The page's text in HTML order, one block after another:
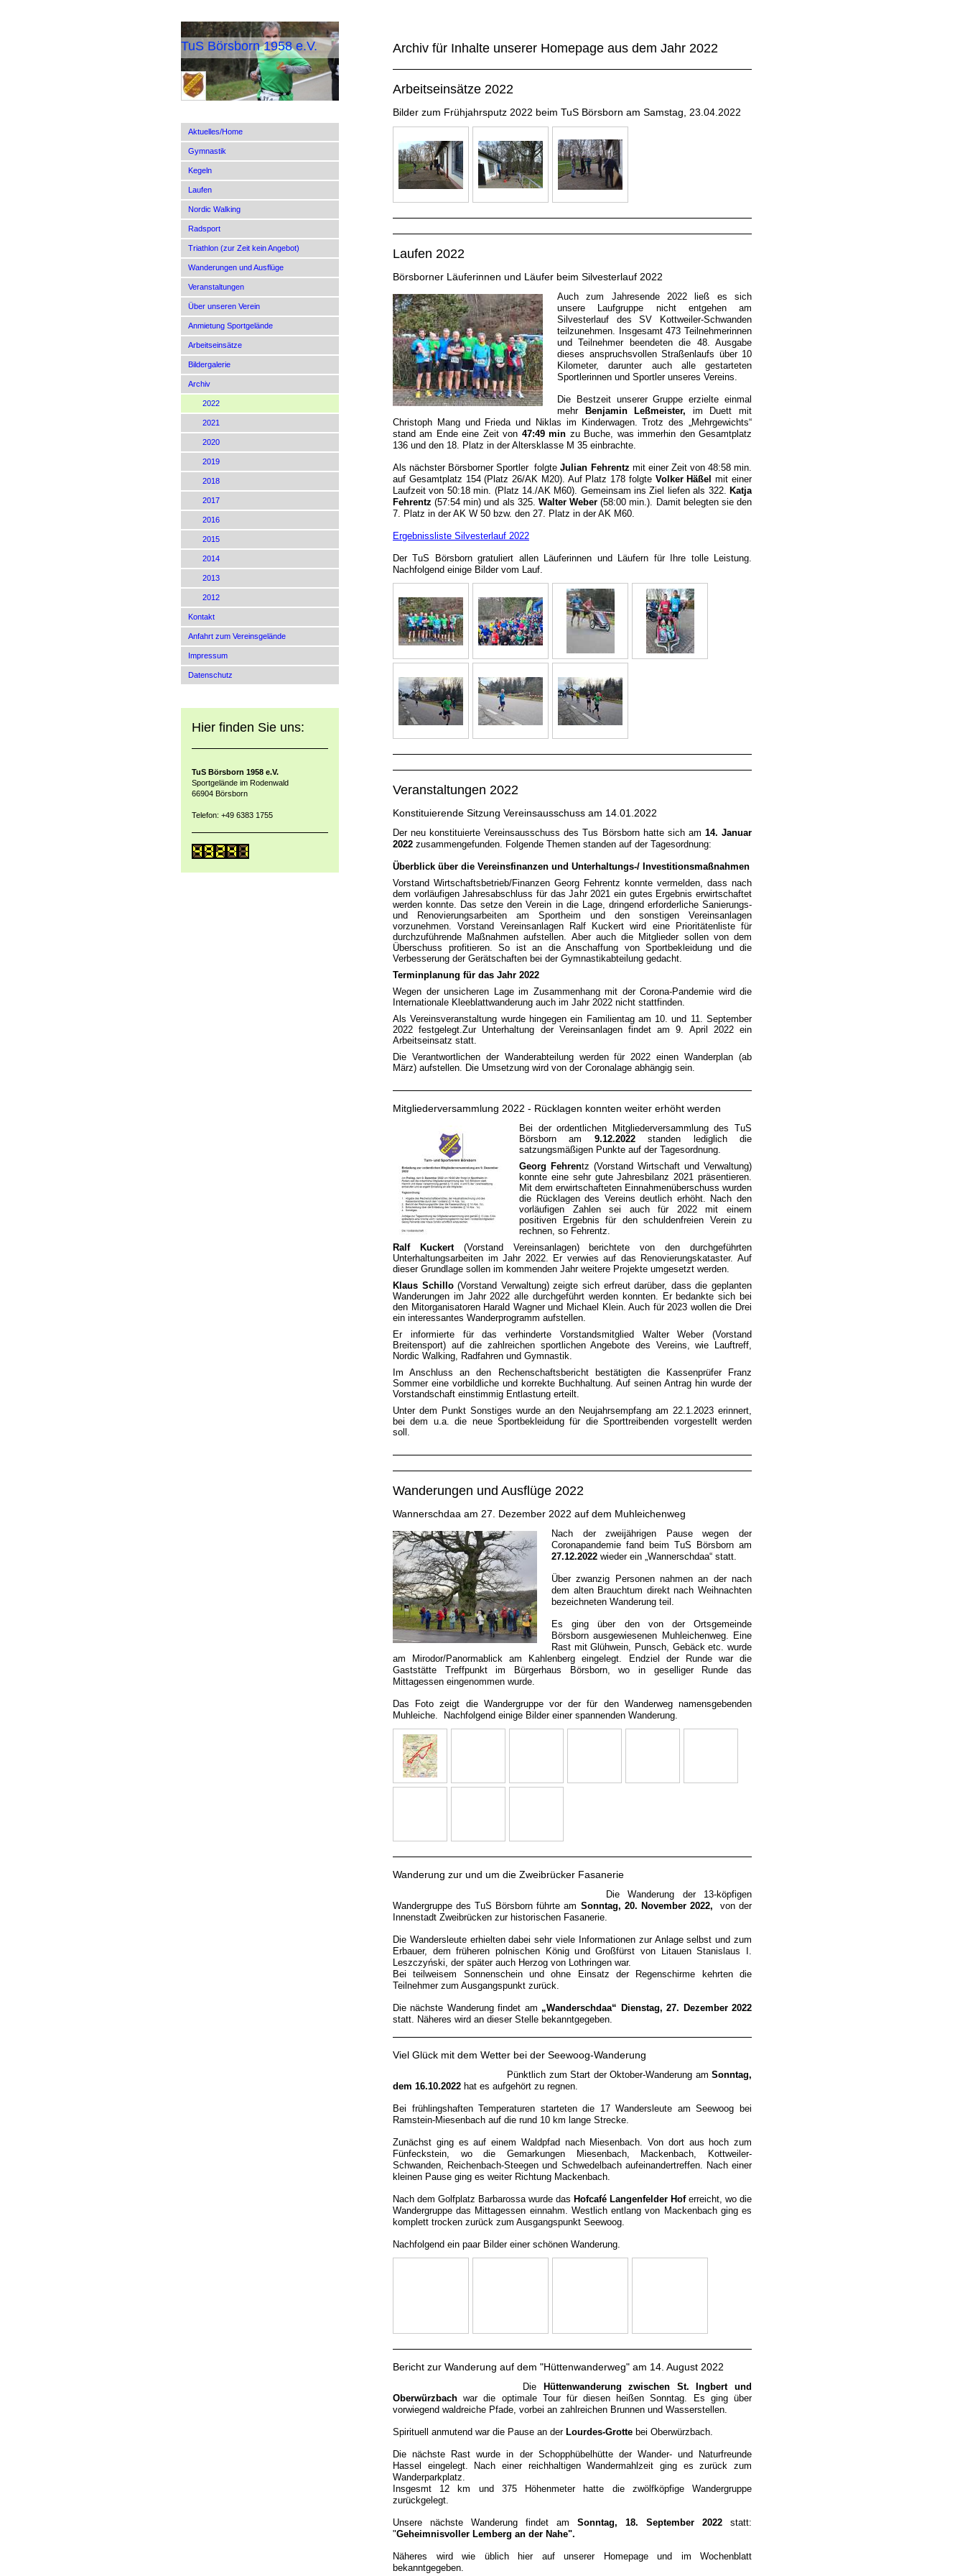
TuS Börsborn 1958 e.V.
Aktuelles/Home
Gymnastik
Kegeln
Laufen
Nordic Walking
Radsport
Triathlon (zur Zeit kein Angebot)
Wanderungen und Ausflüge
Veranstaltungen
Über unseren Verein
Anmietung Sportgelände
Arbeitseinsätze
Bildergalerie
Archiv
2022
2021
2020
2019
2018
2017
2016
2015
2014
2013
2012
Kontakt
Anfahrt zum Vereinsgelände
Impressum
Datenschutz
Hier finden Sie uns:
TuS Börsborn 1958 e.V.
Sportgelände im Rodenwald
66904 Börsborn
Telefon: +49 6383 1755
Archiv für Inhalte unserer Homepage aus dem Jahr 2022
Arbeitseinsätze 2022
Bilder zum Frühjahrsputz 2022 beim TuS Börsborn am Samstag, 23.04.2022
Laufen 2022
Börsborner Läuferinnen und Läufer beim Silvesterlauf 2022
Auch zum Jahresende 2022 ließ es sich
unsere Laufgruppe nicht entgehen am
Silvesterlauf des SV Kottweiler-Schwanden
teilzunehmen. Insgesamt 473 Teilnehmerinnen
und Teilnehmer beendeten die 48. Ausgabe
dieses anspruchsvollen Straßenlaufs über 10
Kilometer, darunter auch alle gestarteten
Sportlerinnen und Sportler unseres Vereins.
Die Bestzeit unserer Gruppe erzielte einmal
mehr
Benjamin Leßmeister, im Duett mit
Christoph Mang und Frieda und Niklas im Kinderwagen. Trotz des „Mehrgewichts“
stand am Ende eine Zeit von 47:49 min zu Buche, was immerhin den Gesamtplatz
136 und den 18. Platz in der Altersklasse M 35 einbrachte.
Als nächster Börsborner Sportler folgteJulian Fehrentz mit einer Zeit von 48:58 min.
auf Gesamtplatz 154 (Platz 26/AK M20). Auf Platz 178 folgte Volker Häßel mit einer
Laufzeit von 50:18 min. (Platz 14./AK M60). Gemeinsam ins Ziel liefen als 322. Katja
Fehrentz (57:54 min) und als 325. Walter Weber (58:00 min.). Damit belegten sie den
7. Platz in der AK W 50 bzw. den 27. Platz in der AK M60.
Ergebnissliste Silvesterlauf 2022
Der TuS Börsborn gratuliert allen Läuferinnen und Läufern für Ihre tolle Leistung.
Nachfolgend einige Bilder vom Lauf.
Veranstaltungen 2022
Konstituierende Sitzung Vereinsausschuss am 14.01.2022
Der neu konstituierte Vereinsausschuss des Tus Börsborn hatte sich am 14. Januar
2022 zusammengefunden. Folgende Themen standen auf der Tagesordnung:
Überblick über die Vereinsfinanzen und Unterhaltungs-/ Investitionsmaßnahmen
Vorstand Wirtschaftsbetrieb/Finanzen Georg Fehrentz konnte vermelden, dass nach
dem vorläufigen Jahresabschluss für das Jahr 2021 ein gutes Ergebnis erwirtschaftet
werden konnte. Das setze den Verein in die Lage, dringend erforderliche Sanierungs-
und Renovierungsarbeiten am Sportheim und den sonstigen Vereinsanlagen
vorzunehmen. Vorstand Vereinsanlagen Ralf Kuckert wird eine Prioritätenliste für
durchzuführende Maßnahmen aufstellen. Aber auch die Mitglieder sollen von dem
Überschuss profitieren. So ist an die Anschaffung von Sportbekleidung und die
Verbesserung der Gerätschaften bei der Gymnastikabteilung gedacht.
Terminplanung für das Jahr 2022
Wegen der unsicheren Lage im Zusammenhang mit der Corona-Pandemie wird die
Internationale Kleeblattwanderung auch im Jahr 2022 nicht stattfinden.
Als Vereinsveranstaltung wurde hingegen ein Familientag am 10. und 11. September
2022 festgelegt.Zur Unterhaltung der Vereinsanlagen findet am 9. April 2022 ein
Arbeitseinsatz statt.
Die Verantwortlichen der Wanderabteilung werden für 2022 einen Wanderplan (ab
März) aufstellen. Die Umsetzung wird von der Coronalage abhängig sein.
Mitgliederversammlung 2022 - Rücklagen konnten weiter erhöht werden
Bei der ordentlichen Mitgliederversammlung des TuS
Börsborn am 9.12.2022standen lediglich die
satzungsmäßigen Punkte auf der Tagesordnung.
Georg Fehrentz (Vorstand Wirtschaft und Verwaltung)
konnte eine sehr gute Jahresbilanz 2021 präsentieren.
Mit dem erwirtschafteten Einnahmenüberschuss wurden
die Rücklagen des Vereins deutlich erhöht. Nach den
vorläufigen Zahlen sei auch für 2022 mit einem
positiven Ergebnis für den schuldenfreien Verein zu
rechnen, so Fehrentz.
Ralf Kuckert(Vorstand Vereinsanlagen) berichtete von den durchgeführten
Unterhaltungsarbeiten im Jahr 2022. Er verwies auf das Renovierungskataster. Auf
dieser Grundlage sollen im kommenden Jahr weitere Projekte umgesetzt werden.
Klaus Schillo(Vorstand Verwaltung) zeigte sich erfreut darüber, dass die geplanten
Wanderungen im Jahr 2022 alle durchgeführt werden konnten. Er bedankte sich bei
den Mitorganisatoren Harald Wagner und Michael Klein. Auch für 2023 wollen die Drei
ein interessantes Wanderprogramm aufstellen.
Er informierte für das verhinderte Vorstandsmitglied Walter Weber (Vorstand
Breitensport) auf die zahlreichen sportlichen Angebote des Vereins, wie Lauftreff,
Nordic Walking, Radfahren und Gymnastik.
Im Anschluss an den Rechenschaftsbericht bestätigten die Kassenprüfer Franz
Sommer eine vorbildliche und korrekte Buchhaltung. Auf seinen Antrag hin wurde der
Vorstandschaft einstimmig Entlastung erteilt.
Unter dem Punkt Sonstiges wurde an den Neujahrsempfang am 22.1.2023 erinnert,
bei dem u.a. die neue Sportbekleidung für die Sporttreibenden vorgestellt werden
soll.
Wanderungen und Ausflüge 2022
Wannerschdaa am 27. Dezember 2022 auf dem Muhleichenweg
Nach der zweijährigen Pause wegen der
Coronapandemie fand beim TuS Börsborn am
27.12.2022 wieder ein „Wannerschdaa“ statt.
Über zwanzig Personen nahmen an der nach
dem alten Brauchtum direkt nach Weihnachten
bezeichneten Wanderung teil.
Es ging über den von der Ortsgemeinde
Börsborn ausgewiesenen Muhleichenweg. Eine
Rast mit Glühwein, Punsch, Gebäck etc. wurde
am Mirodor/Panormablick am Kahlenberg eingelegt. Endziel der Runde war die
Gaststätte Treffpunkt im Bürgerhaus Börsborn, wo in geselliger Runde das
Mittagessen eingenommen wurde.
Das Foto zeigt die Wandergruppe vor der für den Wanderweg namensgebenden
Muhleiche.
Nachfolgend einige Bilder einer spannenden Wanderung.
Wanderung zur und um die Zweibrücker Fasanerie
Die Wanderung der 13-köpfigen
Wandergruppe des TuS Börsborn führte am Sonntag, 20. November 2022, von der
Innenstadt Zweibrücken zur historischen Fasanerie.
Die Wandersleute erhielten dabei sehr viele Informationen zur Anlage selbst und zum
Erbauer, dem früheren polnischen König und Großfürst von Litauen Stanislaus I.
Leszczyński, der später auch Herzog von Lothringen war.
Bei teilweisem Sonnenschein und ohne Einsatz der Regenschirme kehrten die
Teilnehmer zum Ausgangspunkt zurück.
Die nächste Wanderung findet am „Wanderschdaa“ Dienstag, 27. Dezember 2022
statt. Näheres wird an dieser Stelle bekanntgegeben.
Viel Glück mit dem Wetter bei der Seewoog-Wanderung
Pünktlich zum Start der Oktober-Wanderung am Sonntag,
dem 16.10.2022 hat es aufgehört zu regnen.
Bei frühlingshaften Temperaturen starteten die 17 Wandersleute am Seewoog bei
Ramstein-Miesenbach auf die rund 10 km lange Strecke.
Zunächst ging es auf einem Waldpfad nach Miesenbach. Von dort aus hoch zum
Fünfeckstein, wo die Gemarkungen Miesenbach, Mackenbach, Kottweiler-
Schwanden, Reichenbach-Steegen und Schwedelbach aufeinandertreffen. Nach einer
kleinen Pause ging es weiter Richtung Mackenbach.
Nach dem Golfplatz Barbarossa wurde das Hofcafé Langenfelder Hoferreicht, wo die
Wandergruppe das Mittagessen einnahm. Westlich entlang von Mackenbach ging es
komplett trocken zurück zum Ausgangspunkt Seewoog.
Nachfolgend ein paar Bilder einer schönen Wanderung.
Bericht zur Wanderung auf dem "Hüttenwanderweg" am 14. August 2022
Die
Hüttenwanderung zwischen St. Ingbert und
Oberwürzbach war die optimale Tour für diesen heißen Sonntag.
Es ging über
vorwiegend waldreiche Pfade, vorbei an zahlreichen Brunnen und Wasserstellen.
Spirituell anmutend war die Pause an der Lourdes-Grotte bei Oberwürzbach.
Die nächste Rast wurde in der Schopphübelhütte der Wander- und Naturfreunde
Hassel eingelegt. Nach einer reichhaltigen Wandermahlzeit ging es zurück zum
Wanderparkplatz.
Insgesmt 12 km und 375 Höhenmeter hatte die zwölfköpfige Wandergruppe
zurückgelegt.
Unsere nächste Wanderung findet am Sonntag, 18. September 2022 statt:
"Geheimnisvoller Lemberg an der Nahe".
Näheres wird wie üblich hier auf unserer Homepage und im Wochenblatt
bekanntgegeben.